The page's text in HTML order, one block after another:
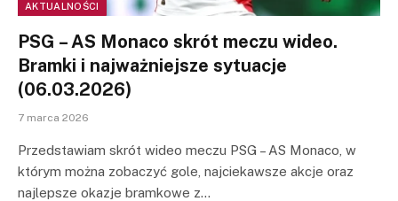
AKTUALNOŚCI
PSG – AS Monaco skrót meczu wideo.
Bramki i najważniejsze sytuacje
(06.03.2026)
7 marca 2026
Przedstawiam skrót wideo meczu PSG – AS Monaco, w
którym można zobaczyć gole, najciekawsze akcje oraz
najlepsze okazje bramkowe z…